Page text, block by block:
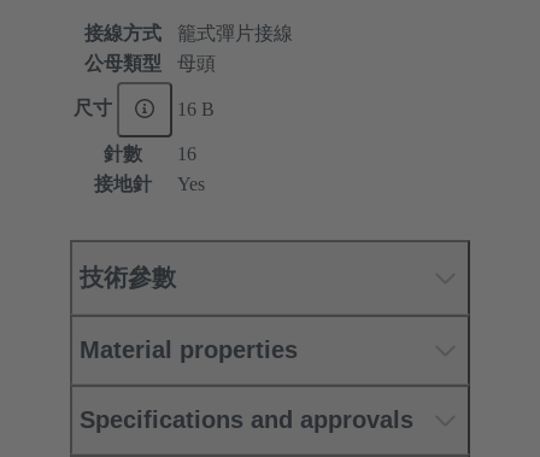
接線方式
籠式彈片接線
公母類型
母頭
尺寸 16 B
針數
16
接地針
Yes
技術參數
Material properties
Specifications and approvals